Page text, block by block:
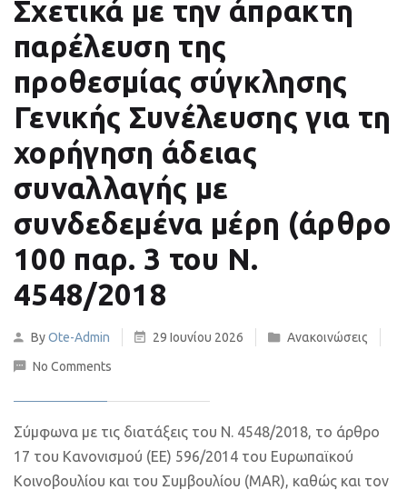
Σχετικά με την άπρακτη
παρέλευση της
προθεσμίας σύγκλησης
Γενικής Συνέλευσης για τη
χορήγηση άδειας
συναλλαγής με
συνδεδεμένα μέρη (άρθρο
100 παρ. 3 του Ν.
4548/2018
ByOte-Admin 29 Ιουνίου 2026
Ανακοινώσεις
No Comments
Σύμφωνα με τις διατάξεις του Ν. 4548/2018, το άρθρο
17 του Κανονισμού (ΕΕ) 596/2014 του Ευρωπαϊκού
Κοινοβουλίου και του Συμβουλίου (MAR), καθώς και τον